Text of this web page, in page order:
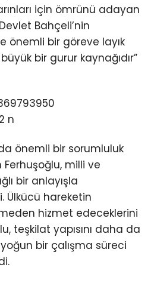
için ömrünü adayan
Bahçeli’nin
önemli bir göreve layık
bir gurur kaynağıdır”
önemli bir sorumluluk
Ferhuşoğlu, milli ve
bir anlayışla
Ülkücü hareketin
hizmet edeceklerini
teşkilat yapısını daha da
bir çalışma süreci